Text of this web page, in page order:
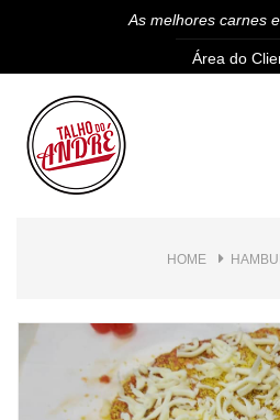
As melhores carnes
Área do
HOME